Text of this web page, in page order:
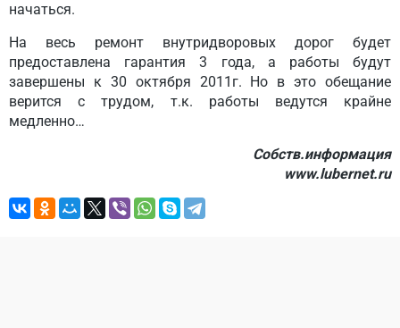
начаться.
На весь ремонт внутридворовых дорог будет
предоставлена гарантия 3 года, а работы будут
завершены к 30 октября 2011г. Но в это обещание
верится с трудом, т.к. работы ведутся крайне
медленно…
Собств.информация
www.lubernet.ru